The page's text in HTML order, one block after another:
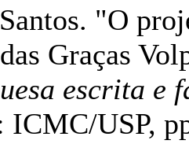
"O
Graças
escrita e
ICMC/USP,